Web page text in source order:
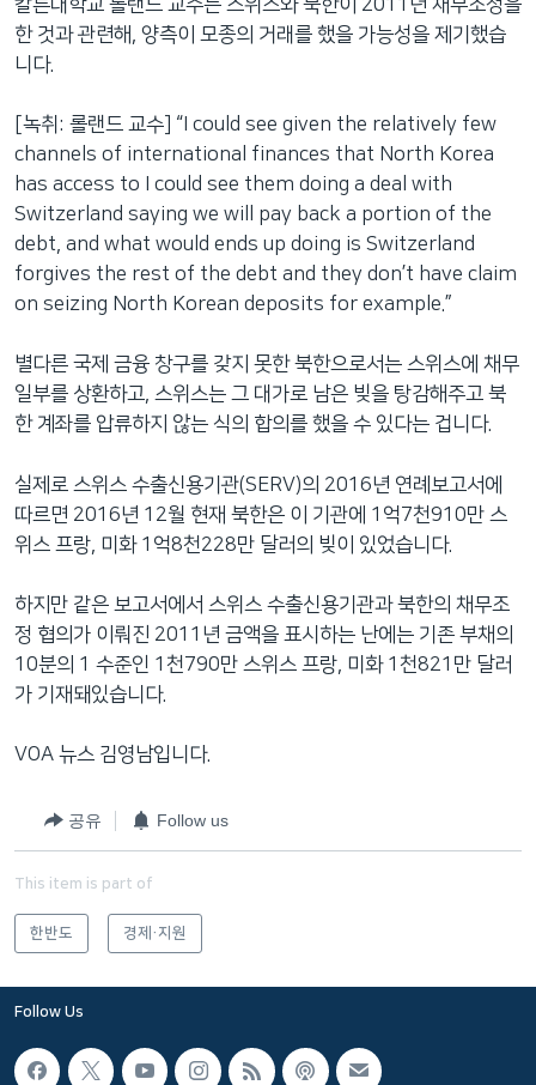
한 것과 관련해, 양측이 모종의 거래를 했을 가능성을 제기했습
니다.
[녹취: 롤랜드 교수] “I could see given the relatively few
channels of international finances that North Korea
has access to I could see them doing a deal with
Switzerland saying we will pay back a portion of the
debt, and what would ends up doing is Switzerland
forgives the rest of the debt and they don’t have claim
on seizing North Korean deposits for example.”
별다른 국제 금융 창구를 갖지 못한 북한으로서는 스위스에 채무
일부를 상환하고, 스위스는 그 대가로 남은 빚을 탕감해주고 북
한 계좌를 압류하지 않는 식의 합의를 했을 수 있다는 겁니다.
실제로 스위스 수출신용기관(SERV)의 2016년 연례보고서에
따르면 2016년 12월 현재 북한은 이 기관에 1억7천910만 스
위스 프랑, 미화 1억8천228만 달러의 빚이 있었습니다.
하지만 같은 보고서에서 스위스 수출신용기관과 북한의 채무조
정 협의가 이뤄진 2011년 금액을 표시하는 난에는 기존 부채의
10분의 1 수준인 1천790만 스위스 프랑, 미화 1천821만 달러
가 기재돼있습니다.
VOA 뉴스 김영남입니다.
공유 Follow us
This item is part of
한반도 경제·지원
Follow Us